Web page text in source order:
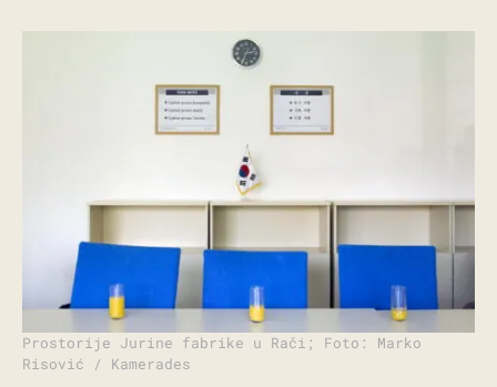
Prostorije Jurine fabrike u Rači; Foto: Marko
Risović / Kamerades